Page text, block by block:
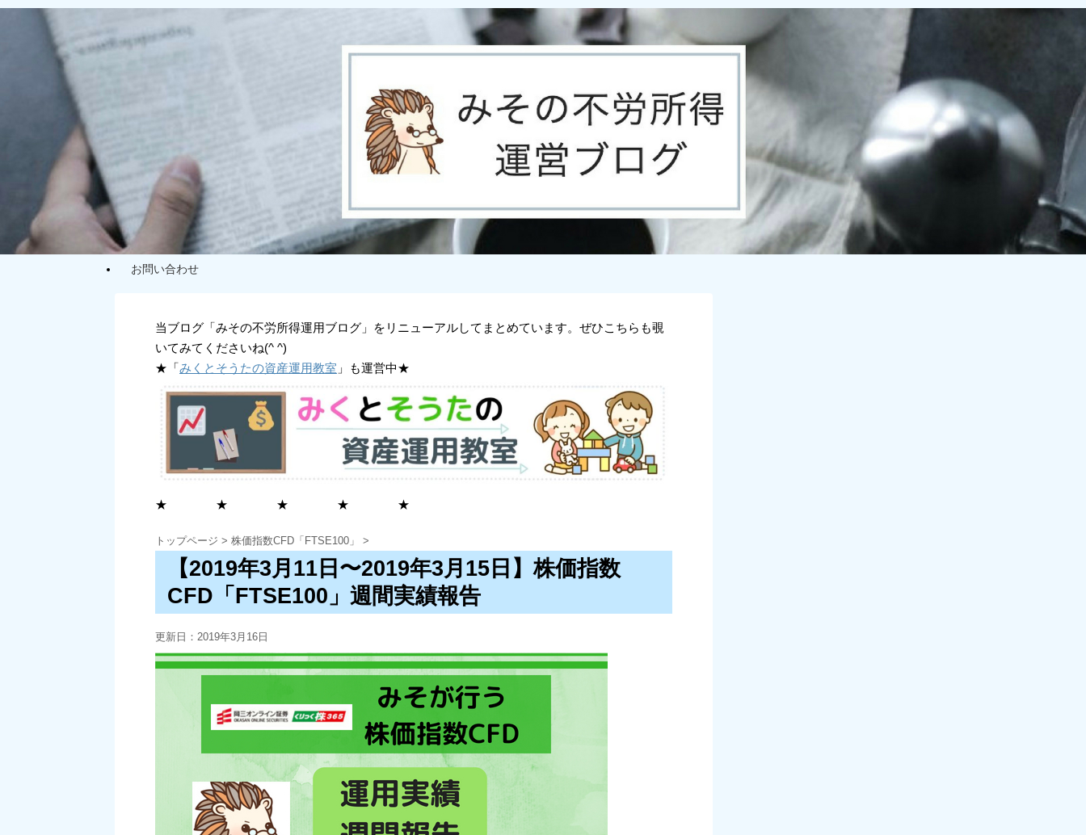
お問い合わせ
当ブログ「みその不労所得運用ブログ」をリニューアルしてまとめています。ぜひこちらも覗
いてみてくださいね(^ ^)
★「 みくとそうたの資産運用教室 」も運営中★
★ ★ ★ ★ ★
トップページ > 株価指数CFD「FTSE100」 >
【2019年3月11日〜2019年3月15日】株価指数
CFD「FTSE100」週間実績報告
更新日： 2019年3月16日